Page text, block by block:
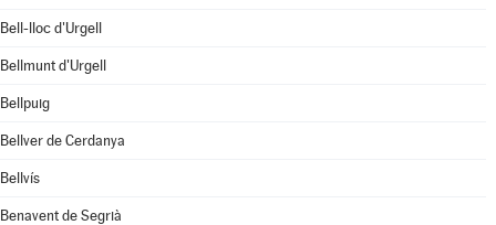
Bell-lloc d'Urgell
Bellmunt d'Urgell
Bellpuig
Bellver de Cerdanya
Bellvís
Benavent de Segrià